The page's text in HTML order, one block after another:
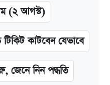
(২ আগস্ট)
কাটবেন যেভাবে
জেনে নিন পদ্ধতি